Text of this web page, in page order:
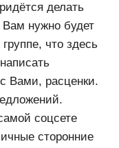
делать
Вам нужно будет
что здесь
Вами, расценки.
соцсете
сторонние